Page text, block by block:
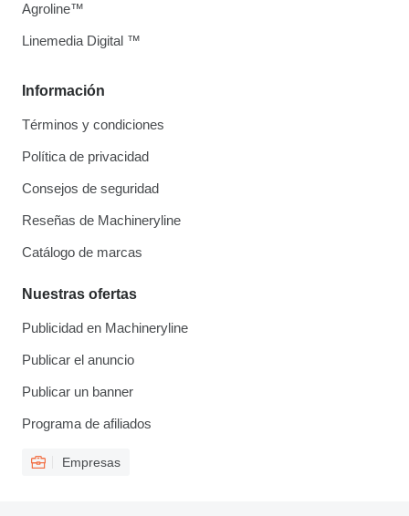
Información
Términos y condiciones
Política de privacidad
Consejos de seguridad
Reseñas de Machineryline
Catálogo de marcas
Nuestras ofertas
Publicidad en Machineryline
Publicar el anuncio
Publicar un banner
Programa de afiliados
Empresas
Agroline™
Linemedia Digital ™